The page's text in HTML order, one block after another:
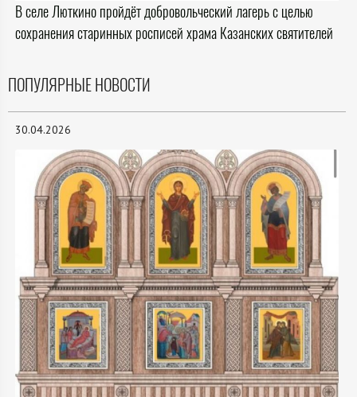
В селе Люткино пройдёт добровольческий лагерь с целью
сохранения старинных росписей храма Казанских святителей
ПОПУЛЯРНЫЕ НОВОСТИ
30.04.2026